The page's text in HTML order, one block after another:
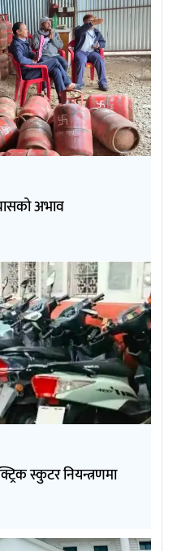
अभाव
स्कुटर नियन्त्रणमा